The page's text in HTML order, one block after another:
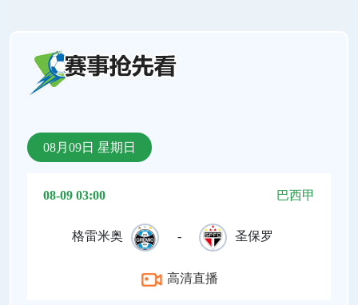
08月09日 星期日
08-09 03:00 巴西甲
格雷米奥 - 圣保罗
高清直播